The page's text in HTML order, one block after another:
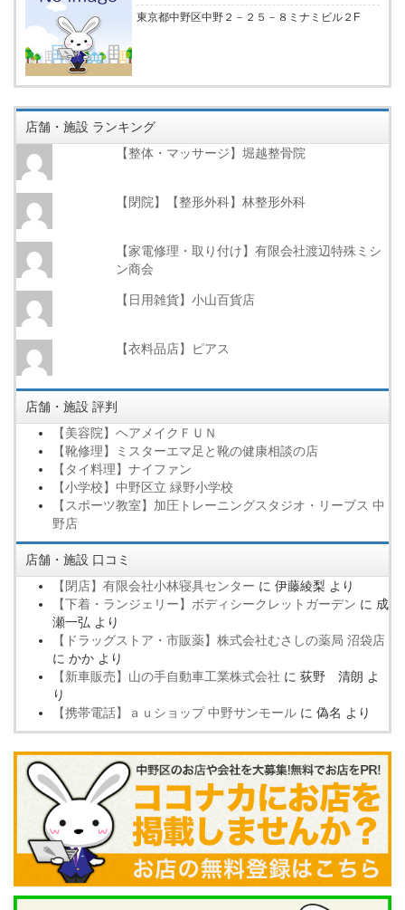
東京都中野区中野２－２５－８ミナミビル２F
店舗・施設 ランキング
【整体・マッサージ】堀越整骨院
【閉院】【整形外科】林整形外科
【家電修理・取り付け】有限会社渡辺特殊ミシ
ン商会
【日用雑貨】小山百貨店
【衣料品店】ピアス
店舗・施設 評判
【美容院】ヘアメイクＦＵＮ
【靴修理】ミスターエマ足と靴の健康相談の店
【タイ料理】ナイファン
【小学校】中野区立 緑野小学校
【スポーツ教室】加圧トレーニングスタジオ・リーブス 中
野店
店舗・施設 口コミ
【閉店】有限会社小林寝具センター に 伊藤綾梨 より
【下着・ランジェリー】ボディシークレットガーデン に 成
瀬一弘 より
【ドラッグストア・市販薬】株式会社むさしの薬局 沼袋店
に かか より
【新車販売】山の手自動車工業株式会社 に 荻野 清朗 よ
り
【携帯電話】ａｕショップ 中野サンモール に 偽名 より